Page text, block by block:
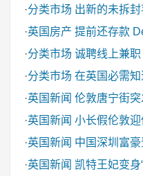
·分类市场 出新的未拆
·英国房产 提前还存款
·分类市场 诚聘线上兼
·分类市场 在英国必需
·英国新闻 伦敦唐宁街
·英国新闻 小长假伦敦
·英国新闻 中国深圳富
·英国新闻 凯特王妃变身